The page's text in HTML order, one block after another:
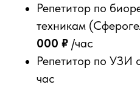
Репетитор по
техникам
000 ₽ /час
Репетитор по УЗИ
час